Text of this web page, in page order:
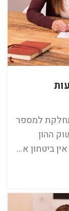
למספר
ההון
ביטחון א...